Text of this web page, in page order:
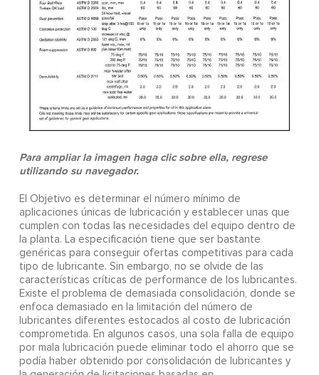
Para ampliar la imagen haga clic sobre ella, regrese
utilizando su navegador.
El Objetivo es determinar el número mínimo de
aplicaciones únicas de lubricación y establecer unas que
cumplen con todas las necesidades del equipo dentro de
la planta. La especificación tiene que ser bastante
genéricas para conseguir ofertas competitivas para cada
tipo de lubricante. Sin embargo, no se olvide de las
características críticas de performance de los lubricantes.
Existe el problema de demasiada consolidación, donde se
enfoca demasiado en la limitación del número de
lubricantes diferentes estocados al costo de lubricación
comprometida. En algunos casos, una sola falla de equipo
por mala lubricación puede eliminar todo el ahorro que se
podía haber obtenido por consolidación de lubricantes y